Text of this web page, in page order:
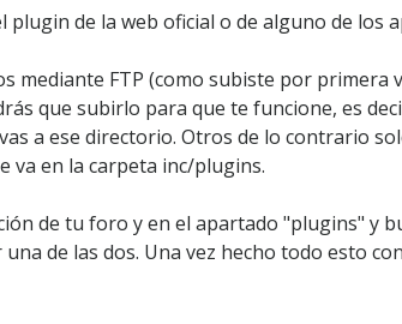
de la web oficial o de alguno de los
mediante FTP (como subiste por
que subirlo para que te funcione, es
a ese directorio. Otros de lo contrario
va en la carpeta inc/plugins.
de tu foro y en el apartado "plugins" y
de las dos. Una vez hecho todo esto